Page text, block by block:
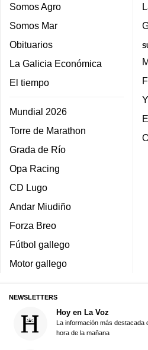
Somos Agro
Somos Mar
Obituarios
La Galicia Económica
El tiempo
Mundial 2026
Torre de Marathon
Grada de Río
Opa Racing
CD Lugo
Andar Miudiño
Forza Breo
Fútbol gallego
Motor gallego
NEWSLETTERS
Hoy en La Voz
La información más
hora de la mañana